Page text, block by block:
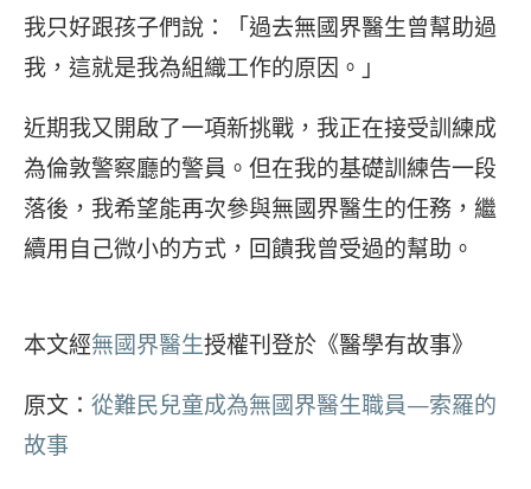
我只好跟孩子們說：「過去無國界醫生曾幫助過
我，這就是我為組織工作的原因。」
近期我又開啟了一項新挑戰，我正在接受訓練成
為倫敦警察廳的警員。但在我的基礎訓練告一段
落後，我希望能再次參與無國界醫生的任務，繼
續用自己微小的方式，回饋我曾受過的幫助。
本文經無國界醫生授權刊登於《醫學有故事》
原文： 從難民兒童成為無國界醫生職員—索羅的
故事